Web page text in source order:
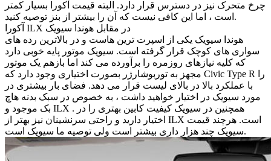
چرخ متحرک نیز در دسترس قرار دارد. البته قیمت آکورا بسیار کمتر
است ، اما این کافی نیست که آن را بیشتر از بنز توصیه کنید.
آکورا ILX در مقابل هوندا سیویک
هوندا سیویک یکی از اسپرت ترین هاست و در بالاترین رده های
سواری های کوچک قرار گرفته است. سیویک موتور پایه خوبی دارد
که کلیه نیازهای روزمره را برآورده می کند اما بازهم یک موتور
مجهز به توربوشارژر بصورت اختیاری وجود دارد که Civic Type R را
با عملکرد بالا در بالای لیست قرار می دهد. فضای بار بیشتری در
مورد سیویک در اختیار خواهید داشت ، به خصوص در سبک بدنه هاچ
بک موجود و ILX . همچنین در سیویک کیفیت کابین بهتری را در
اختیار دارید و راحتی سرنشینان نیز بهتر از ILX است. هرچند قیمت
سیویک چند هزار داری بیشتر است ولی توصیه ما سیویک است.